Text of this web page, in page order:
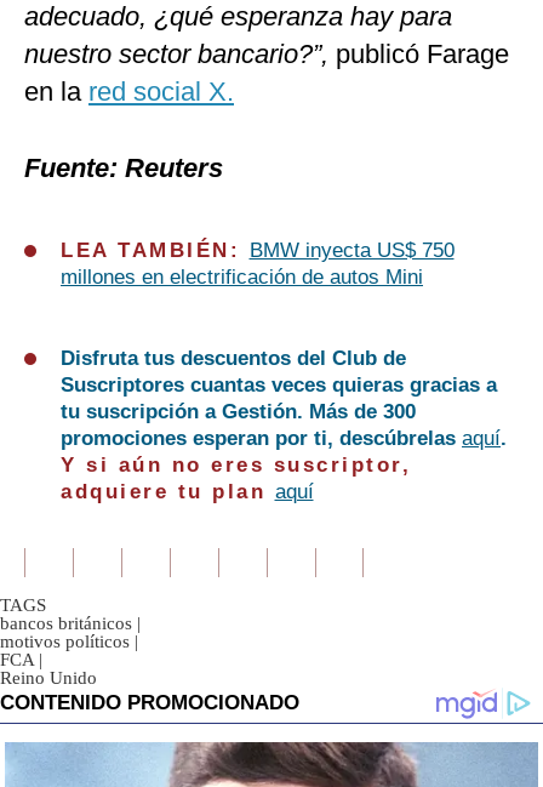
adecuado, ¿qué esperanza hay para
nuestro sector bancario?”, publicó Farage
en la red social X.
Fuente: Reuters
LEA TAMBIÉN:
BMW inyecta US$ 750
millones en electrificación de autos Mini
Disfruta tus descuentos del Club de
Suscriptores cuantas veces quieras gracias a
tu suscripción a Gestión. Más de 300
promociones esperan por ti, descúbrelas aquí.
Y si aún no eres suscriptor,
adquiere tu plan aquí
TAGS
bancos británicos |
motivos políticos |
FCA |
Reino Unido